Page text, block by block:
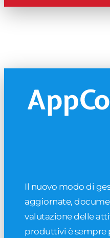
Il nuovo modo di
aggiornate,
valutazione delle
produttivi è sempre